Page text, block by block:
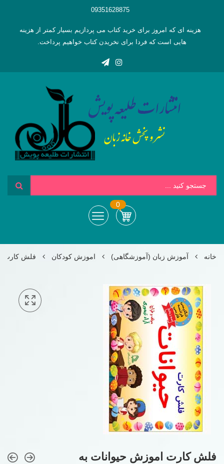
09351628875
هزینه ای که امروز برای خرید کتاب می پردازیم بسیار کمتر از هزینه
هایی است که فردا برای نخریدن کتاب خواهیم پرداخت.
0
خانه آموزش زبان (آموزشگاهی) اموزش کودکان فلش کارت
فلش کارت اموزش حیوانات به